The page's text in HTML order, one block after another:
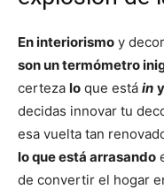
En interiorismo y
son un termómetro
certeza lo que está in
decidas innovar tu
esa vuelta tan
lo que está arrasando
de convertir el hogar